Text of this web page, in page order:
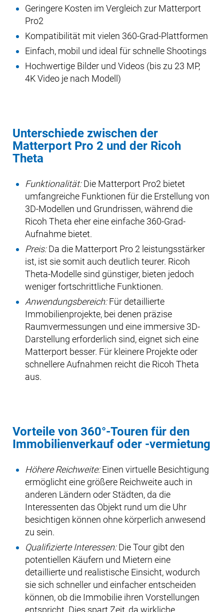
Geringere Kosten im Vergleich zur Matterport
Pro2
Kompatibilität mit vielen 360-Grad-Plattformen
Einfach, mobil und ideal für schnelle Shootings
Hochwertige Bilder und Videos (bis zu 23 MP,
4K Video je nach Modell)
Unterschiede zwischen der
Matterport Pro 2 und der Ricoh
Theta
Funktionalität:Die Matterport Pro2 bietet
umfangreiche Funktionen für die Erstellung von
3D-Modellen und Grundrissen, während die
Ricoh Theta eher eine einfache 360-Grad-
Aufnahme bietet.
Preis:Da die Matterport Pro 2 leistungsstärker
ist, ist sie somit auch deutlich teurer. Ricoh
Theta-Modelle sind günstiger, bieten jedoch
weniger fortschrittliche Funktionen.
Anwendungsbereich:Für detaillierte
Immobilienprojekte, bei denen präzise
Raumvermessungen und eine immersive 3D-
Darstellung erforderlich sind, eignet sich eine
Matterport besser. Für kleinere Projekte oder
schnellere Aufnahmen reicht die Ricoh Theta
aus.
Vorteile von 360°-Touren für den
Immobilienverkauf oder -vermietung
Höhere Reichweite:Einen virtuelle Besichtigung
ermöglicht eine größere Reichweite auch in
anderen Ländern oder Städten, da die
Interessenten das Objekt rund um die Uhr
besichtigen können ohne körperlich anwesend
zu sein.
Qualifizierte Interessen:Die Tour gibt den
potentiellen Käufern und Mietern eine
detaillierte und realistische Einsicht, wodurch
sie sich schneller und einfacher entscheiden
können, ob die Immobilie ihren Vorstellungen